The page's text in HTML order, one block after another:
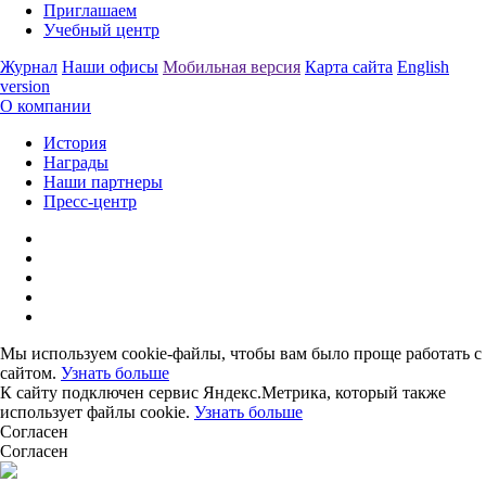
Приглашаем
Учебный центр
Журнал Наши офисы Мобильная версия Карта сайта English
version
О компании
История
Награды
Наши партнеры
Пресс-центр
Мы используем cookie-файлы, чтобы вам было проще работать с
сайтом. Узнать больше
К сайту подключен сервис Яндекс.Метрика, который также
использует файлы cookie. Узнать больше
Согласен
Согласен